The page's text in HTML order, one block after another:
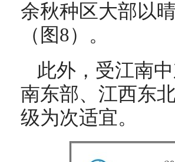
余秋种区大部以
（图8）。
此外，受江南
南东部、江西东
级为次适宜。